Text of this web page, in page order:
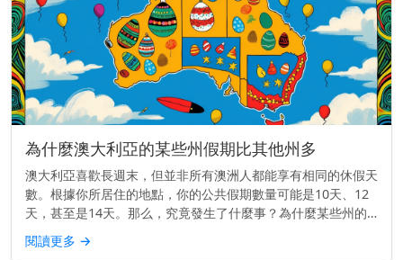
為什麼澳大利亞的某些州假期比其他州多
澳大利亞喜歡長週末，但並非所有澳洲人都能享有相同的休假天
數。根據你所居住的地點，你的公共假期數量可能是10天、12
天，甚至是14天。那么，究竟發生了什麼事？為什麼某些州的
公共假期比其他州多呢？ 主要見解： 每個澳大利亞的州和領地
都自行設定公...
閱讀更多 →